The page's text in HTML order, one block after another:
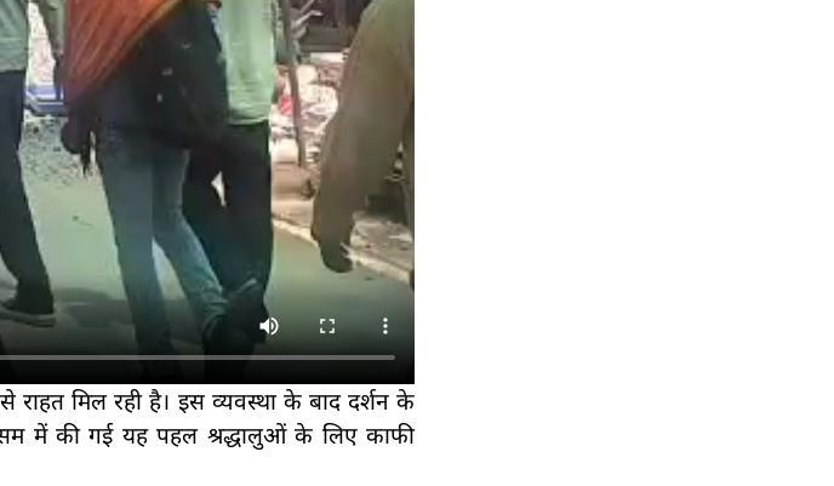
राहत मिल रही है। इस व्यवस्था के बाद दर्शन के
में की गई यह पहल श्रद्धालुओं के लिए काफी